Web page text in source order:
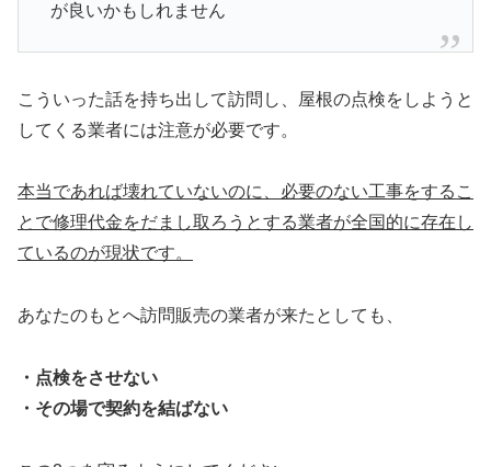
が良いかもしれません
こういった話を持ち出して訪問し、屋根の点検をしようと
してくる業者には注意が必要です。
本当であれば壊れていないのに、必要のない工事をするこ
とで修理代金をだまし取ろうとする業者が全国的に存在し
ているのが現状です。
あなたのもとへ訪問販売の業者が来たとしても、
・点検をさせない
・その場で契約を結ばない